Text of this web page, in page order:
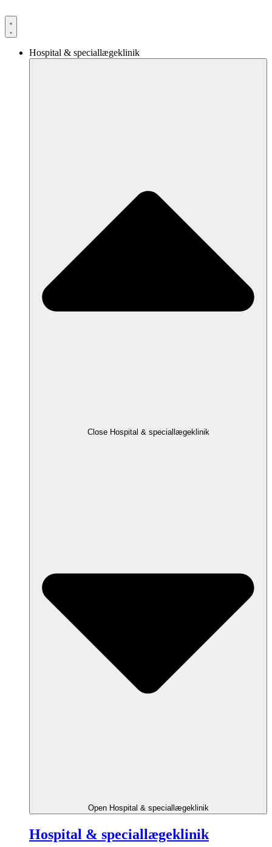
til
indhold
Hospital & speciallægeklinik
Close Hospital & speciallægeklinik
Open Hospital & speciallægeklinik
Hospital & speciallægeklinik